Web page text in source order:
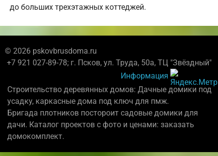
до больших трехэтажных коттеджей.
© 2026 pskovbrusdoma.ru
+7 921 027-89-78; г. Псков, ул. Труда, 50а, ТЦ "Звёздный"
Информация
Строительство деревянных домов: Дачные домики под
усадку, каркасные дома под ключ для пмж.
Бригада плотников постороит садовые домики для
дачи. Каталог проектов с фото и ценами: заказать
домокомплект.